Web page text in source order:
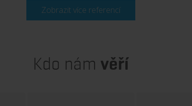
Zobrazit více referencí
Kdo nám věří